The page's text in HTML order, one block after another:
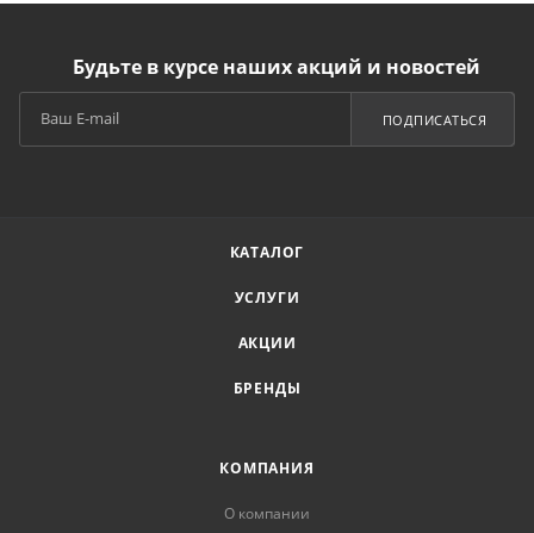
Будьте в курсе наших акций и новостей
ПОДПИСАТЬСЯ
КАТАЛОГ
УСЛУГИ
АКЦИИ
БРЕНДЫ
КОМПАНИЯ
О компании